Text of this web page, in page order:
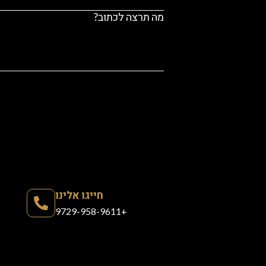
חייגו אלינו
+9729-958-9611